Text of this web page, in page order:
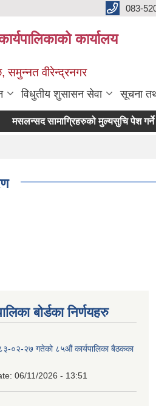
083-
कार्यालय
समुन्नत वीरेन्द्रनगर
विधुतीय शुसासन सेवा सूचना
मसलन्सद सामाग्रिहरुको मुल्यसुचि पेश गर्ने
बोर्डका निर्णयहरु
०२-२७ गतेको ८५औं कार्यपालिका बैठकका
06/11/2026 - 13:51